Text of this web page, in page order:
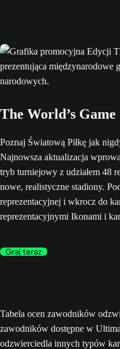
The World’s Game
Poznaj Światową Piłkę jak
Najnowsza aktualizacja
tryb turniejowy z udziałem 48
nowe, realistyczne stadiony.
reprezentacyjnej i wkrocz do
reprezentacyjnymi Ikonami i
Graj teraz
Tabela ocen zawodników
zawodników dostępne w
odzwierciedla innych typów